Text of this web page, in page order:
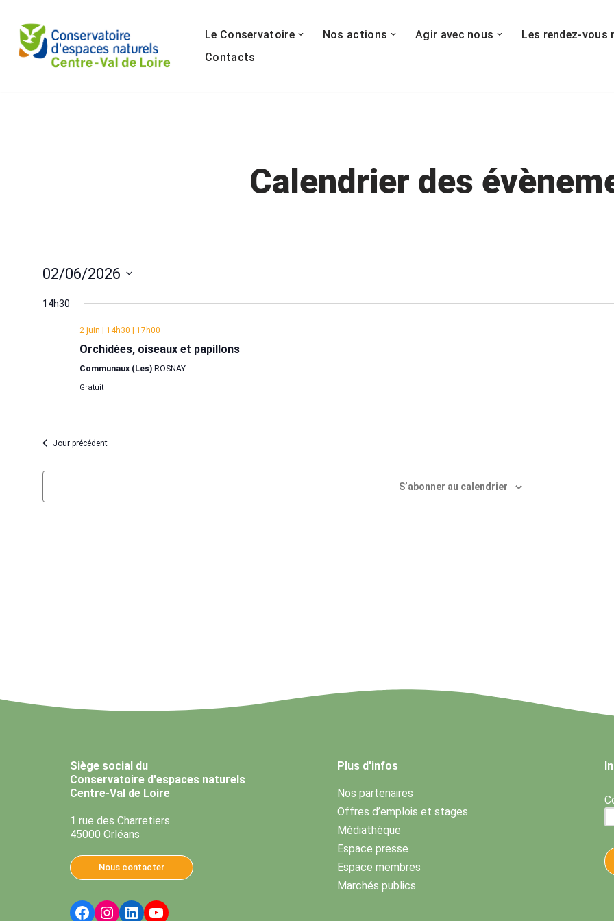
Aller
au
Le Conservatoire Nos actions Agir avec nous Les rendez-vous
Contacts
Calendrier des
02/06/2026
14h30
2 juin | 14h30 | 17h00
Orchidées, oiseaux et papillons
Communaux (Les) ROSNAY
Gratuit
Jour précédent
S’abonner au calendrier
Siège social du
Conservatoire d'espaces naturels
Centre-Val de Loire
1 rue des Charretiers
45000 Orléans
Nous contacter
Plus d'infos
Nos partenaires
Offres d’emplois et stages
Médiathèque
Espace presse
Espace membres
Marchés publics